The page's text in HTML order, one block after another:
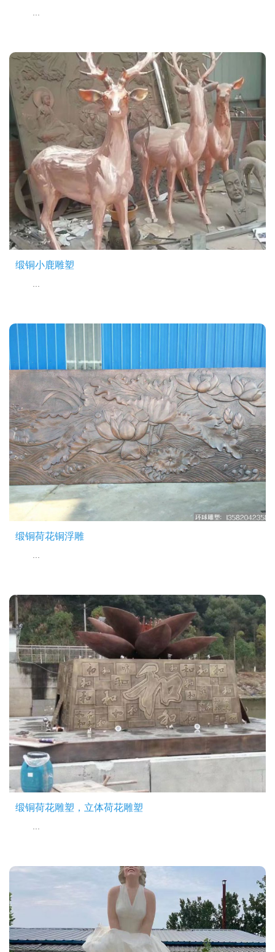
缎铜小鹿雕塑
缎铜荷花铜浮雕
缎铜荷花雕塑，立体荷花雕塑